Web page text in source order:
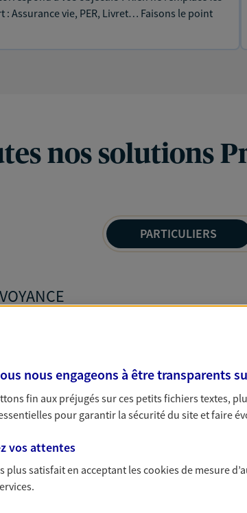
: Assurance vie, PER, Livret… Faisons le point
nos solutions
PARTICULIERS
nous engageons à être transparents
fin aux préjugés sur ces petits fichiers textes,
pour garantir la sécurité du site et faire
vos attentes
plus satisfait en acceptant lescookiesde mesure